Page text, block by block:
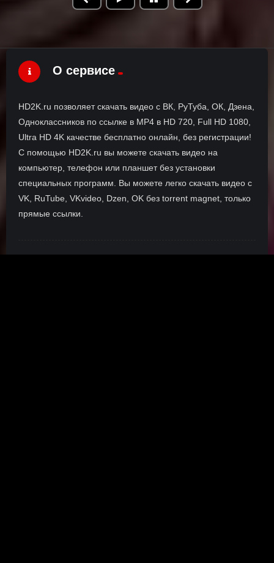
О сервисе
HD2K.ru позволяет скачать видео с ВК, РуТуба, ОК, Дзена,
Одноклассников по ссылке в MP4 в HD 720, Full HD 1080,
Ultra HD 4K качестве бесплатно онлайн, без регистрации!
С помощью HD2K.ru вы можете скачать видео на
компьютер, телефон или планшет без установки
специальных программ. Вы можете легко скачать видео с
VK, RuTube, VKvideo, Dzen, OK без torrent magnet, только
прямые ссылки.